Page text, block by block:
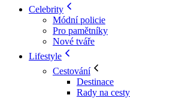
Celebrity
Módní policie
Pro pamětníky
Nové tváře
Lifestyle
Cestování
Destinace
Rady na cesty